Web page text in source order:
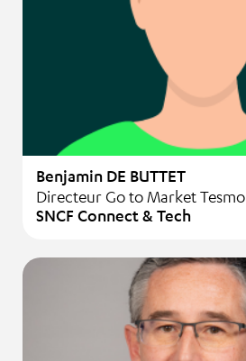
Benjamin DE BUTTET
Directeur Go to Market Tesmo
SNCF Connect & Tech